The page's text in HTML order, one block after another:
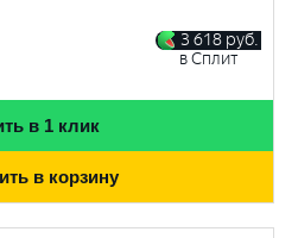
3 618 руб.
в Сплит
в 1 клик
в корзину